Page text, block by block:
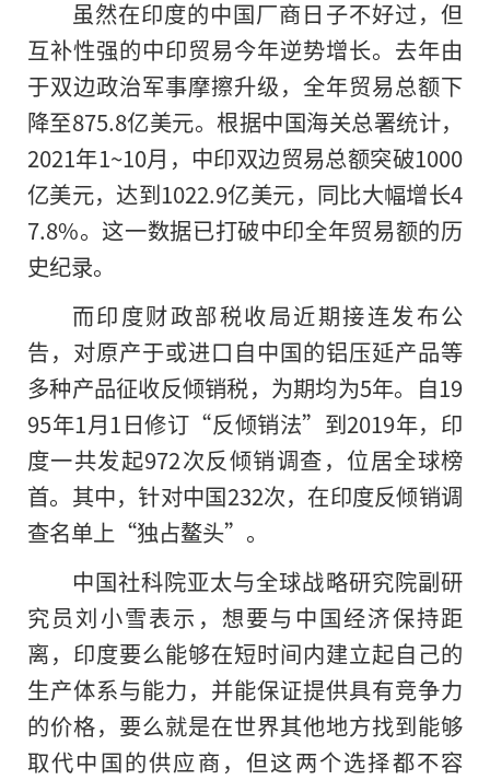
虽然在印度的中国厂商日子不好过，但
互补性强的中印贸易今年逆势增长。去年由
于双边政治军事摩擦升级，全年贸易总额下
降至875.8亿美元。根据中国海关总署统计，
2021年1~10月，中印双边贸易总额突破1000
亿美元，达到1022.9亿美元，同比大幅增长4
7.8%。这一数据已打破中印全年贸易额的历
史纪录。
而印度财政部税收局近期接连发布公
告，对原产于或进口自中国的铝压延产品等
多种产品征收反倾销税，为期均为5年。自19
95年1月1日修订“反倾销法”到2019年，印
度一共发起972次反倾销调查，位居全球榜
首。其中，针对中国232次，在印度反倾销调
查名单上“独占鳌头”。
中国社科院亚太与全球战略研究院副研
究员刘小雪表示，想要与中国经济保持距
离，印度要么能够在短时间内建立起自己的
生产体系与能力，并能保证提供具有竞争力
的价格，要么就是在世界其他地方找到能够
取代中国的供应商，但这两个选择都不容